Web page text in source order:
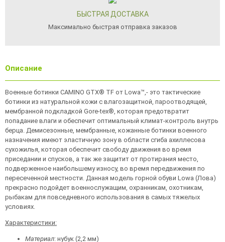
БЫСТРАЯ ДОСТАВКА
Максимально быстрая отправка заказов
Описание
Военные ботинки CAMINO GTX® TF от Lowa™,- это тактические
ботинки из натуральной кожи с влагозащитной, пароотводящей,
мембранной подкладкой Gore-tex®, которая предотвратит
попадание влаги и обеспечит оптимальный климат-контроль внутрь
берца. Демисезонные, мембранные, кожанные ботинки военного
назначения имеют эластичную зону в области сгиба ахиллесова
сухожилья, которая обеспечит свободу движения во время
приседании и спусков, а так же защитит от протирания место,
подверженное наибольшему износу, во время передвижения по
пересеченной местности. Данная модель горной обуви Lowa (Лова)
прекрасно подойдет военнослужащим, охранникам, охотникам,
рыбакам для повседневного использования в самых тяжелых
условиях.
Характеристики:
Материал: нубук (2,2 мм)